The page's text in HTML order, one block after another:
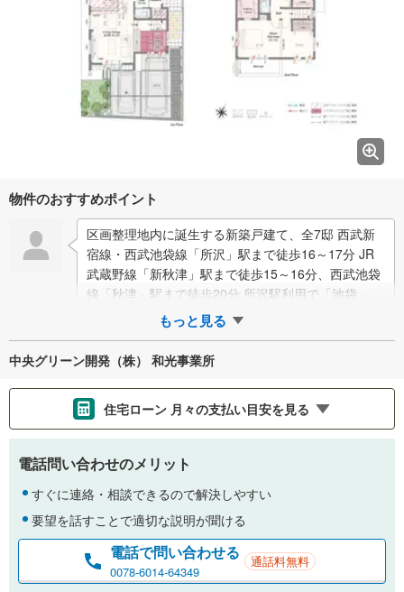
物件のおすすめポイント
区画整理地内に誕生する新築戸建て、全7邸 西武新
宿線・西武池袋線「所沢」駅まで徒歩16～17分 JR
武蔵野線「新秋津」駅まで徒歩15～16分、西武池袋
線「秋津」駅まで徒歩20分 所沢駅利用で「池袋」駅
まで直通26分 駐車…
もっと見る
中央グリーン開発（株） 和光事業所
住宅ローン 月々の支払い目安を見る
支払いの目安をシミュレーションすることができます。
金利
0.01%
電話問い合わせのメリット
すぐに連絡・相談できるので解決しやすい
要望を話すことで適切な説明が聞ける
電話で問い合わせる
0078-6014-64349
通話料無料